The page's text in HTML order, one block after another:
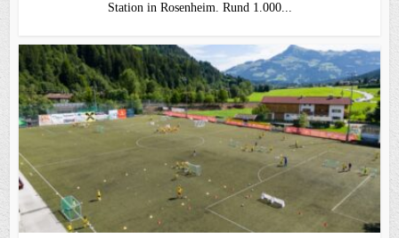
Station in Rosenheim. Rund 1.000...